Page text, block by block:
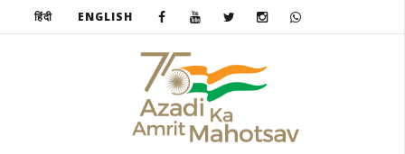
हिंदी ENGLISH